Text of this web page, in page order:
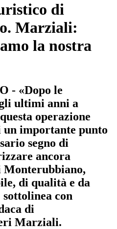
di
Marziali:
la nostra
- «Dopo le
ultimi anni a
operazione
un importante punto
segno di
ancora
di qualità e da
con
di
Marziali.